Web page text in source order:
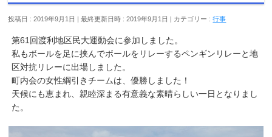
投稿日 : 2019年9月1日 最終更新日時 : 2019年9月1日 カテゴリー :行事
第61回渡利地区民大運動会に参加しました。
私もボールを足に挟んでボールをリレーするペンギンリレーと地
区対抗リレーに出場しました。
町内会の女性綱引きチームは、優勝しました！
天候にも恵まれ、親睦深まる有意義な素晴らしい一日となりまし
た。